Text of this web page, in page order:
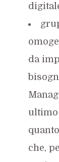
da
ultimo
che,